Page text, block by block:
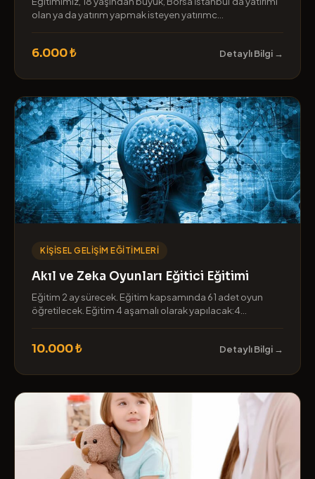
olan ya da yatırım yapmak isteyen yatırımc...
6.000 ₺ Detaylı Bilgi →
KIŞISEL GELIŞIM EĞITIMLERI
Akıl ve Zeka Oyunları Eğitici Eğitimi
Eğitim 2 ay sürecek. Eğitim kapsamında 61 adet oyun
öğretilecek. Eğitim 4 aşamalı olarak yapılacak:4...
10.000 ₺ Detaylı Bilgi →